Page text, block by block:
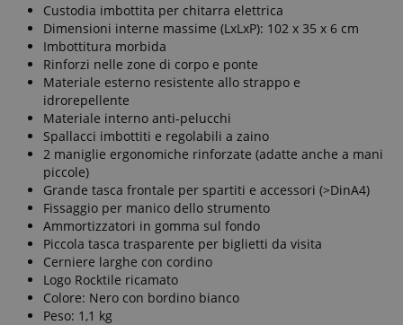
Custodia imbottita per chitarra elettrica
Dimensioni interne massime (LxLxP): 102 x 35 x 6 cm
Imbottitura morbida
Rinforzi nelle zone di corpo e ponte
Materiale esterno resistente allo strappo e
idrorepellente
Materiale interno anti-pelucchi
Spallacci imbottiti e regolabili a zaino
2 maniglie ergonomiche rinforzate (adatte anche a mani
piccole)
Grande tasca frontale per spartiti e accessori (>DinA4)
Fissaggio per manico dello strumento
Ammortizzatori in gomma sul fondo
Piccola tasca trasparente per biglietti da visita
Cerniere larghe con cordino
Logo Rocktile ricamato
Colore: Nero con bordino bianco
Peso: 1,1 kg